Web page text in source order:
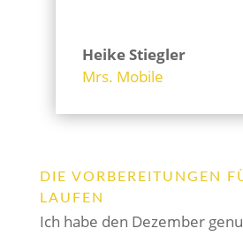
Heike Stiegler
Mrs. Mobile
DIE VORBEREITUNGEN
LAUFEN
Ich habe den Dezember